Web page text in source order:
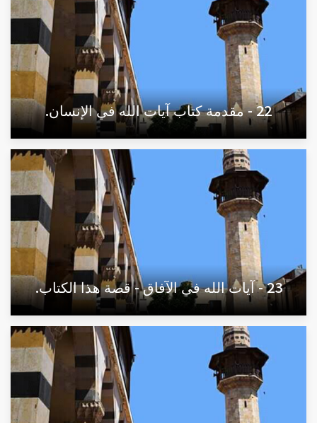
22 - مقدمة كتاب آيات الله في الإنسان.
23 - آيات الله في الآفاق - قصة هذا الكتاب.